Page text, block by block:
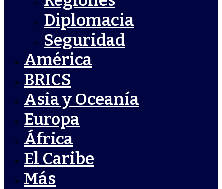
Diplomacia
Seguridad
América
BRICS
Asia y Oceanía
Europa
África
El Caribe
Más